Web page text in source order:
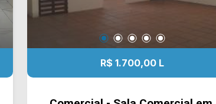
R$ 1.700,00 L